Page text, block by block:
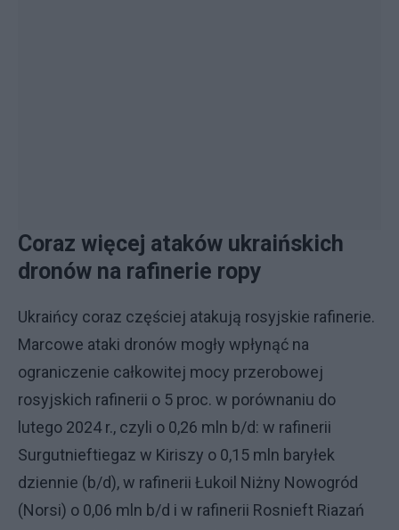
Coraz więcej ataków ukraińskich
dronów na rafinerie ropy
Ukraińcy coraz częściej atakują rosyjskie rafinerie.
Marcowe ataki dronów mogły wpłynąć na
ograniczenie całkowitej mocy przerobowej
rosyjskich rafinerii o 5 proc. w porównaniu do
lutego 2024 r., czyli o 0,26 mln b/d: w rafinerii
Surgutnieftiegaz w Kiriszy o 0,15 mln baryłek
dziennie (b/d), w rafinerii Łukoil Niżny Nowogród
(Norsi) o 0,06 mln b/d i w rafinerii Rosnieft Riazań